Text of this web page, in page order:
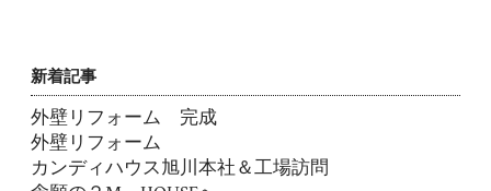
新着記事
外壁リフォーム 完成
外壁リフォーム
カンディハウス旭川本社＆工場訪問